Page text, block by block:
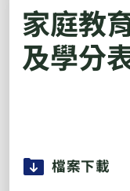
家庭教
及學分
檔案下載